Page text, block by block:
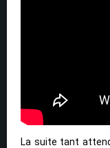
La suite tant